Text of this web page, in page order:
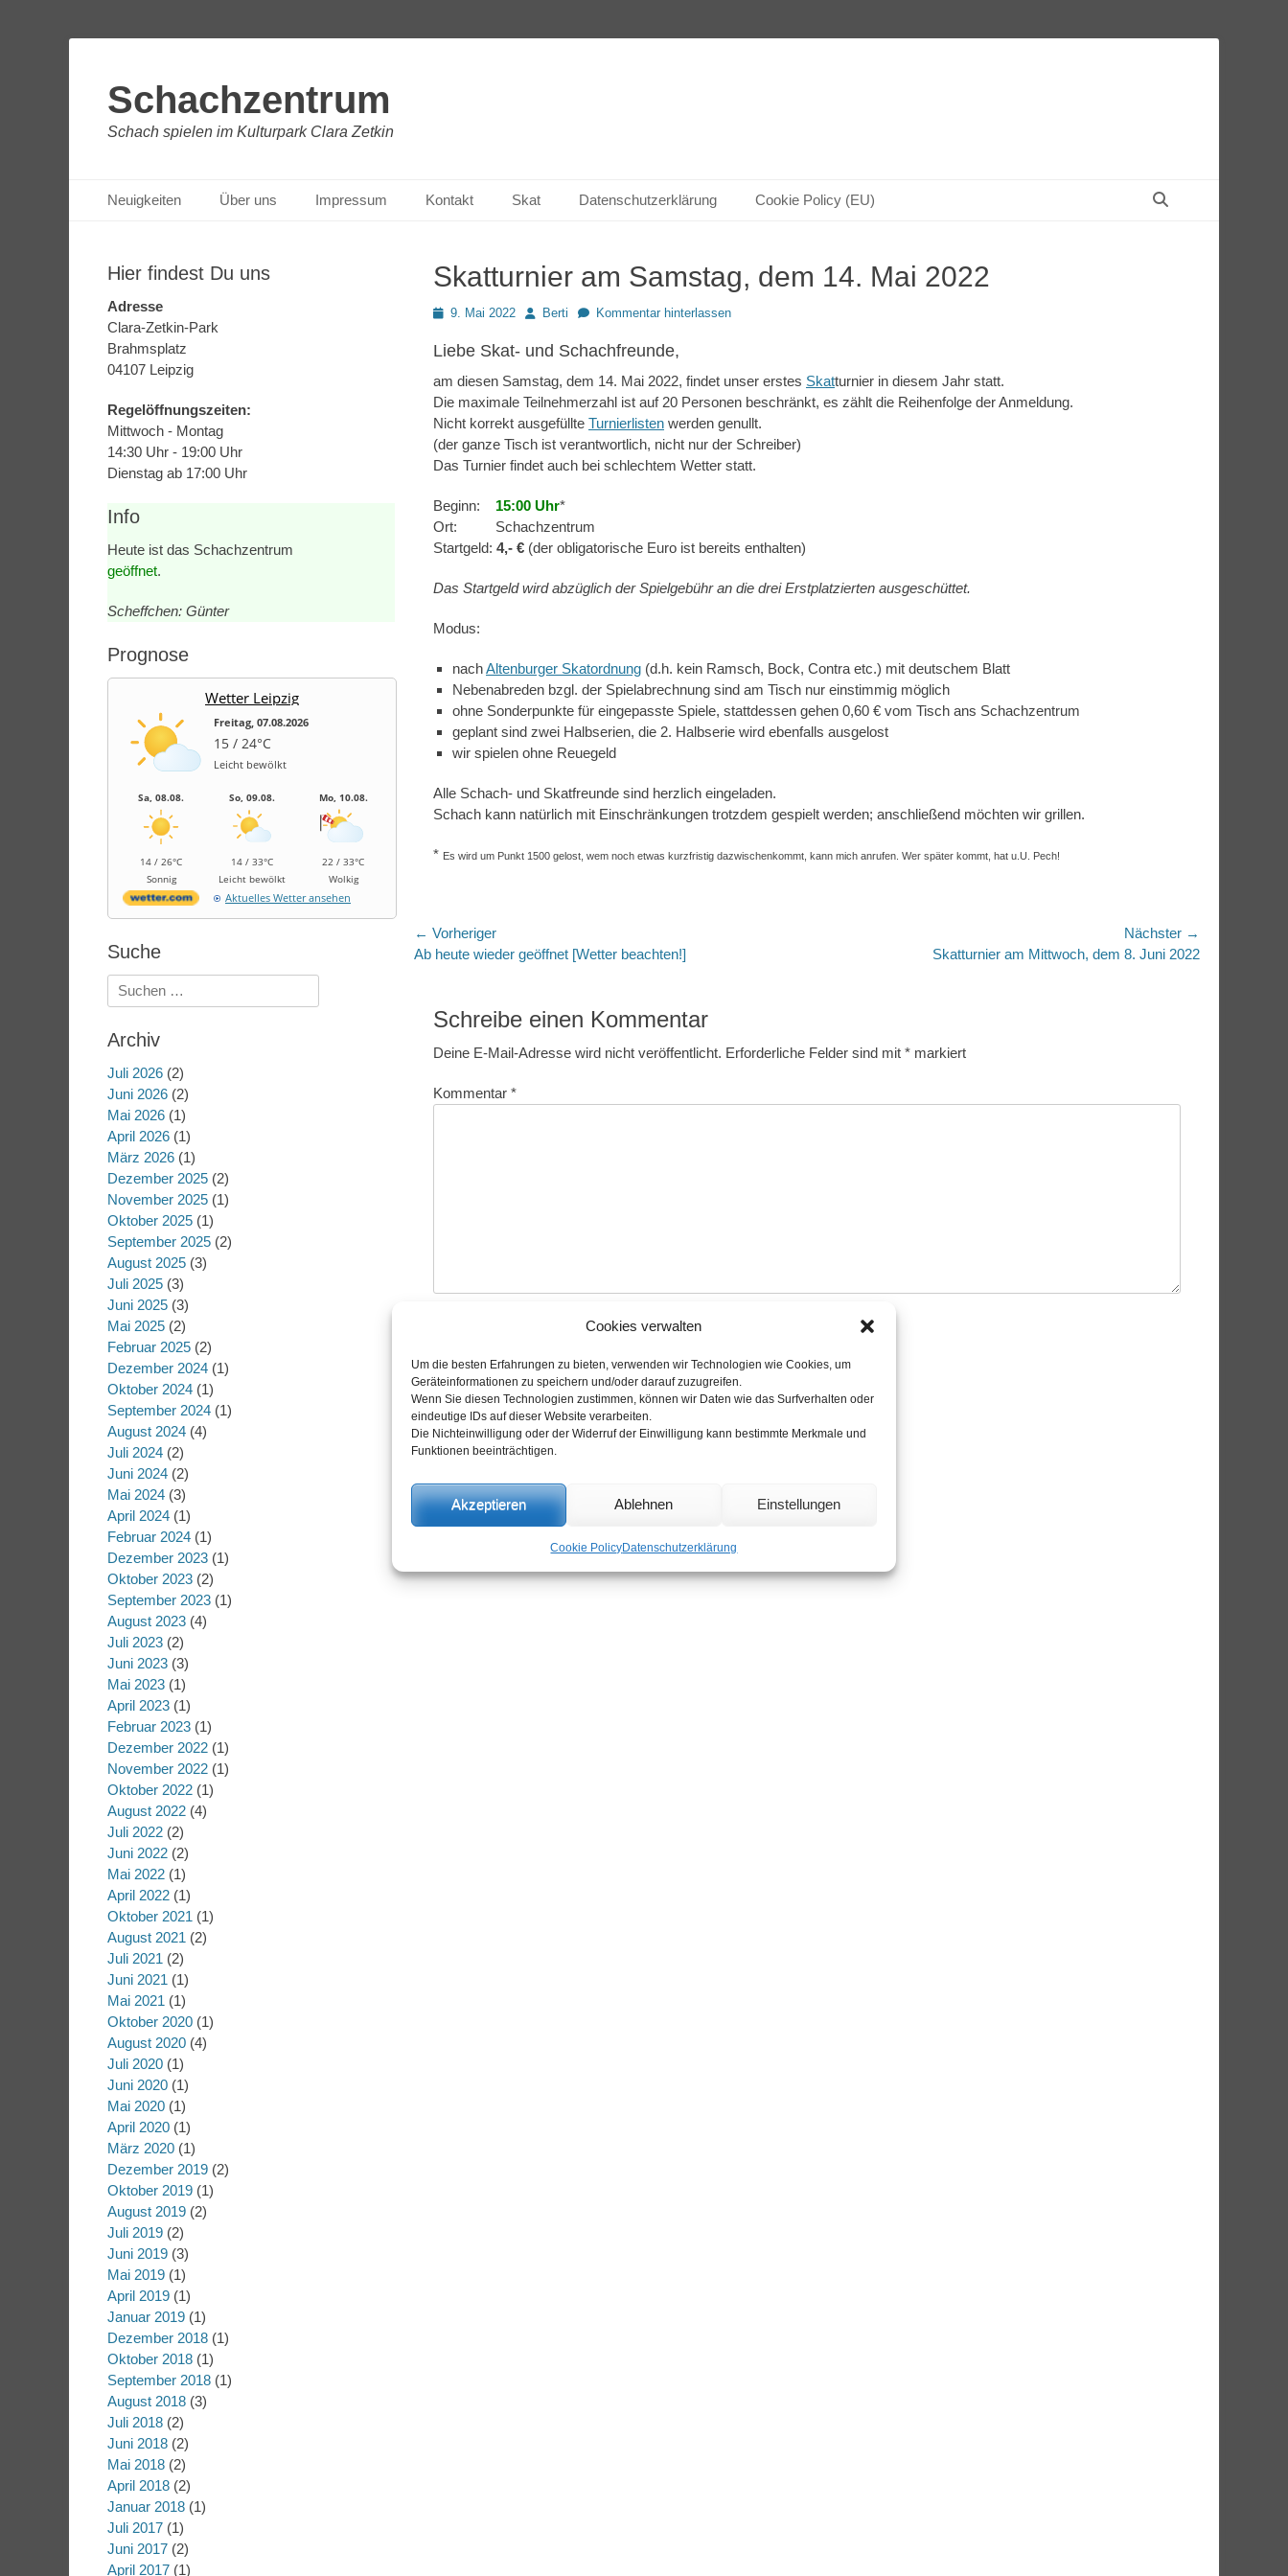
Cookies verwalten
Um die besten Erfahrungen zu bieten, verwenden wir Technologien wie Cookies, um
Geräteinformationen zu speichern und/oder darauf zuzugreifen.
Wenn Sie diesen Technologien zustimmen, können wir Daten wie das Surfverhalten oder
eindeutige IDs auf dieser Website verarbeiten.
Die Nichteinwilligung oder der Widerruf der Einwilligung kann bestimmte Merkmale und
Funktionen beeinträchtigen.
Akzeptieren Ablehnen Einstellungen
Cookie PolicyDatenschutzerklärung
Schachzentrum
Schach spielen im Kulturpark Clara Zetkin
Primäres Menü
Inhalt
Neuigkeiten Über uns Impressum Kontakt Skat Datenschutzerklärung Cookie Policy (EU)
Skatturnier am Samstag, dem 14. Mai 2022
Posted9. Mai 2022 AutorBerti Kommentar hinterlassen
Liebe Skat- und Schachfreunde,
am diesen Samstag, dem 14. Mai 2022, findet unser erstes Skatturnier in diesem Jahr statt.
Die maximale Teilnehmerzahl ist auf 20 Personen beschränkt, es zählt die Reihenfolge der Anmeldung.
Nicht korrekt ausgefüllte Turnierlisten werden genullt.
(der ganze Tisch ist verantwortlich, nicht nur der Schreiber)
Das Turnier findet auch bei schlechtem Wetter statt.
Beginn: 15:00 Uhr*
Ort: Schachzentrum
Startgeld: 4,- € (der obligatorische Euro ist bereits enthalten)
Das Startgeld wird abzüglich der Spielgebühr an die drei Erstplatzierten ausgeschüttet.
Modus:
nachAltenburger Skatordnung (d.h. kein Ramsch, Bock, Contra etc.) mit deutschem Blatt
Nebenabreden bzgl. der Spielabrechnung sind am Tisch nur einstimmig möglich
ohne Sonderpunkte für eingepasste Spiele, stattdessen gehen 0,60 € vom Tisch ans Schachzentrum
geplant sind zwei Halbserien, die 2. Halbserie wird ebenfalls ausgelost
wir spielen ohne Reuegeld
Alle Schach- und Skatfreunde sind herzlich eingeladen.
Schach kann natürlich mit Einschränkungen trotzdem gespielt werden; anschließend möchten wir grillen.
* Es wird um Punkt 1500 gelost, wem noch etwas kurzfristig dazwischenkommt, kann mich anrufen. Wer später kommt, hat u.U. Pech!
Beitragsnavigation
← Vorheriger
Vorheriger
Ab heute wieder geöffnet [Wetter beachten!]
Nächster →
Skatturnier am Mittwoch, dem 8. Juni 2022
Schreibe einen Kommentar
Deine E-Mail-Adresse wird nicht veröffentlicht. Erforderliche Felder sind mit * markiert
Kommentar *
E-Mail-Adresse*
Hier findest Du uns
Adresse
Clara-Zetkin-Park
Brahmsplatz
04107 Leipzig
Regelöffnungszeiten:
Mittwoch - Montag
14:30 Uhr - 19:00 Uhr
Dienstag ab 17:00 Uhr
Info
Heute ist das Schachzentrum
geöffnet.
Scheffchen: Günter
Prognose
Wetter Leipzig
Freitag, 07.08.2026
15 / 24°C
Leicht bewölkt
Sa, 08.08.
14 / 26°C
Sonnig
So, 09.08.
14 / 33°C
Leicht bewölkt
Mo, 10.08.
22 / 33°C
Wolkig
Aktuelles Wetter ansehen
Suche
Suchen
nach:
Archiv
Juli 2026 (2)
Juni 2026 (2)
Mai 2026 (1)
April 2026 (1)
März 2026 (1)
Dezember 2025 (2)
November 2025 (1)
Oktober 2025 (1)
September 2025 (2)
August 2025 (3)
Juli 2025 (3)
Juni 2025 (3)
Mai 2025 (2)
Februar 2025 (2)
Dezember 2024 (1)
Oktober 2024 (1)
September 2024 (1)
August 2024 (4)
Juli 2024 (2)
Juni 2024 (2)
Mai 2024 (3)
April 2024 (1)
Februar 2024 (1)
Dezember 2023 (1)
Oktober 2023 (2)
September 2023 (1)
August 2023 (4)
Juli 2023 (2)
Juni 2023 (3)
Mai 2023 (1)
April 2023 (1)
Februar 2023 (1)
Dezember 2022 (1)
November 2022 (1)
Oktober 2022 (1)
August 2022 (4)
Juli 2022 (2)
Juni 2022 (2)
Mai 2022 (1)
April 2022 (1)
Oktober 2021 (1)
August 2021 (2)
Juli 2021 (2)
Juni 2021 (1)
Mai 2021 (1)
Oktober 2020 (1)
August 2020 (4)
Juli 2020 (1)
Juni 2020 (1)
Mai 2020 (1)
April 2020 (1)
März 2020 (1)
Dezember 2019 (2)
Oktober 2019 (1)
August 2019 (2)
Juli 2019 (2)
Juni 2019 (3)
Mai 2019 (1)
April 2019 (1)
Januar 2019 (1)
Dezember 2018 (1)
Oktober 2018 (1)
September 2018 (1)
August 2018 (3)
Juli 2018 (2)
Juni 2018 (2)
Mai 2018 (2)
April 2018 (2)
Januar 2018 (1)
Juli 2017 (1)
Juni 2017 (2)
April 2017 (1)